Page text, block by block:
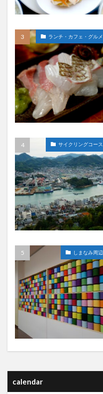
ランチ・カフェ・グルメ
サイクリングコース
しまなみ周辺
calendar